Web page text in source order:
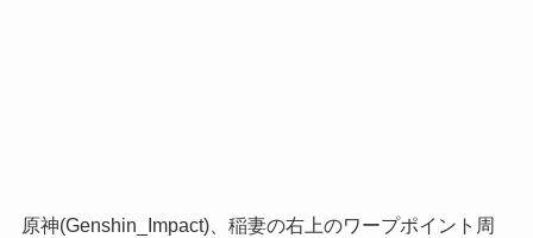
原神(Genshin_Impact)、稲妻の右上のワープポイント周